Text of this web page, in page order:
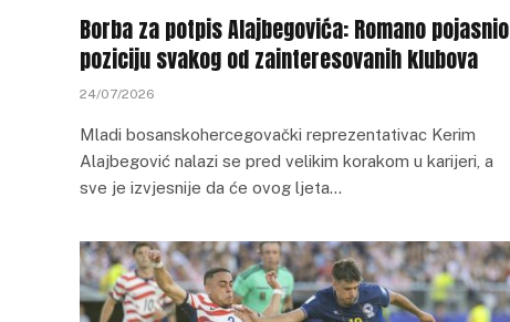
Borba za potpis Alajbegovića: Romano pojasnio
poziciju svakog od zainteresovanih klubova
24/07/2026
Mladi bosanskohercegovački reprezentativac Kerim
Alajbegović nalazi se pred velikim korakom u karijeri, a
sve je izvjesnije da će ovog ljeta…